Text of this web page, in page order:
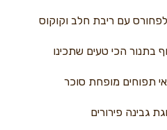
עם ריבת חלב וקוקוס
בתנור הכי טעים שתכינו
תפוחים מופחת סוכר
גבינה פירורים